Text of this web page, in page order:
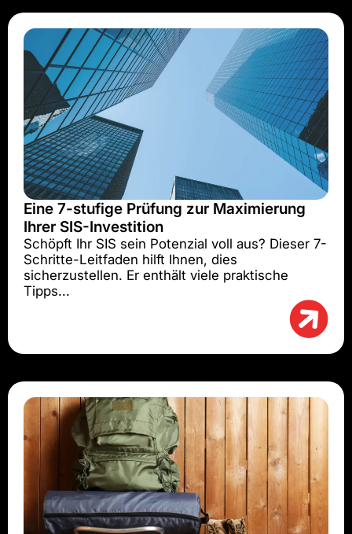
Eine 7-stufige Prüfung zur Maximierung
Ihrer SIS-Investition
Schöpft Ihr SIS sein Potenzial voll aus? Dieser 7-
Schritte-Leitfaden hilft Ihnen, dies
sicherzustellen. Er enthält viele praktische
Tipps...